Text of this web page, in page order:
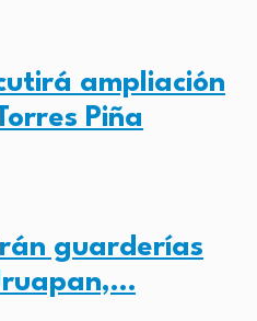
ampliación
Piña
guarderías